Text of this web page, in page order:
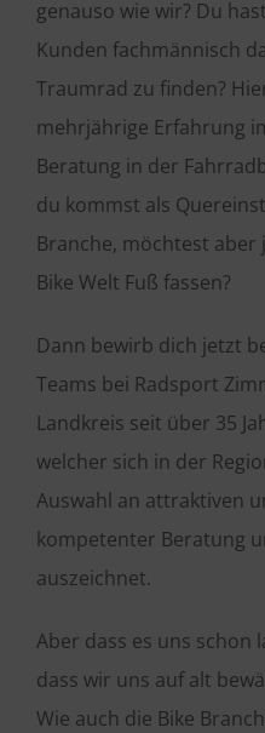
genauso wie wir? Du
Kunden fachmännisch
Traumrad zu finden?
mehrjährige Erfahrung
Beratung in der
du kommst als
Branche, möchtest
Bike Welt Fuß fassen?
Dann bewirb dich jetzt
Teams bei Radsport
Landkreis seit über 35
welcher sich in der
Auswahl an attraktiven
kompetenter Beratung
auszeichnet.
Aber dass es uns schon
dass wir uns auf alt
Wie auch die Bike